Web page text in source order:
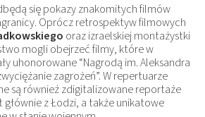
się pokazy znakomitych filmów
Oprócz retrospektyw filmowych
oraz izraelskiej montażystki
mogli obejrzeć filmy, które w
uhonorowane “Nagrodą im. Aleksandra
zagrożeń”. W repertuarze
są również zdigitalizowane reportaże
z Łodzi, a także unikatowe